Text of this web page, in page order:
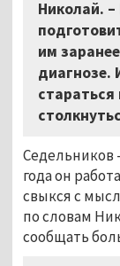
Николай. –
им
диагнозе.
Седельников
года он
свыкся с
по словам
сообщать